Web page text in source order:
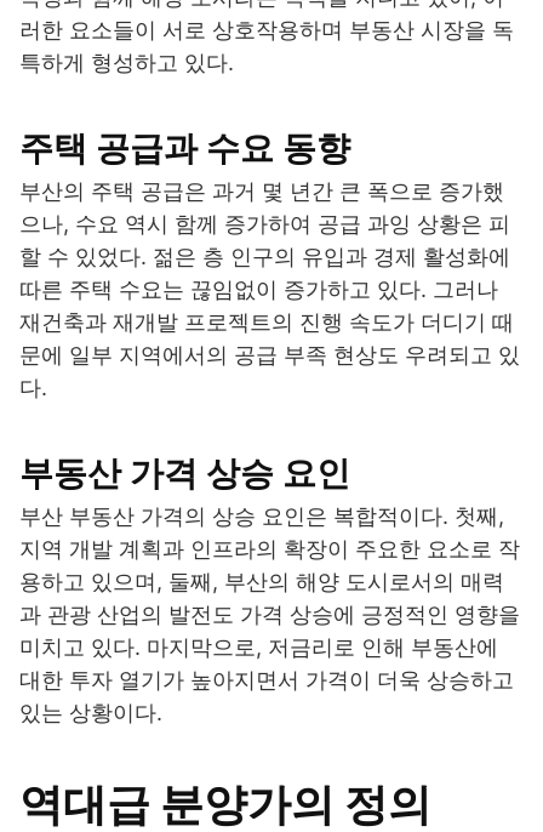
러한 요소들이 서로 상호작용하며 부동산 시장을 독
특하게 형성하고 있다.
주택 공급과 수요 동향
부산의 주택 공급은 과거 몇 년간 큰 폭으로 증가했
으나, 수요 역시 함께 증가하여 공급 과잉 상황은 피
할 수 있었다. 젊은 층 인구의 유입과 경제 활성화에
따른 주택 수요는 끊임없이 증가하고 있다. 그러나
재건축과 재개발 프로젝트의 진행 속도가 더디기 때
문에 일부 지역에서의 공급 부족 현상도 우려되고 있
다.
부동산 가격 상승 요인
부산 부동산 가격의 상승 요인은 복합적이다. 첫째,
지역 개발 계획과 인프라의 확장이 주요한 요소로 작
용하고 있으며, 둘째, 부산의 해양 도시로서의 매력
과 관광 산업의 발전도 가격 상승에 긍정적인 영향을
미치고 있다. 마지막으로, 저금리로 인해 부동산에
대한 투자 열기가 높아지면서 가격이 더욱 상승하고
있는 상황이다.
역대급 분양가의 정의